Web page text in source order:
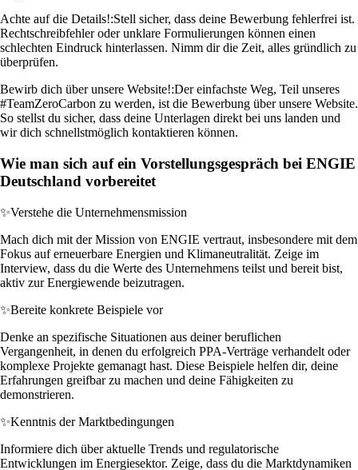
Achte auf die Details!:Stell sicher, dass deine Bewerbung fehlerfrei ist.
Rechtschreibfehler oder unklare Formulierungen können einen
schlechten Eindruck hinterlassen. Nimm dir die Zeit, alles gründlich zu
überprüfen.
Bewirb dich über unsere Website!:Der einfachste Weg, Teil unseres
#TeamZeroCarbon zu werden, ist die Bewerbung über unsere Website.
So stellst du sicher, dass deine Unterlagen direkt bei uns landen und
wir dich schnellstmöglich kontaktieren können.
Wie man sich auf ein Vorstellungsgespräch bei ENGIE
Deutschland vorbereitet
✨Verstehe die Unternehmensmission
Mach dich mit der Mission von ENGIE vertraut, insbesondere mit dem
Fokus auf erneuerbare Energien und Klimaneutralität. Zeige im
Interview, dass du die Werte des Unternehmens teilst und bereit bist,
aktiv zur Energiewende beizutragen.
✨Bereite konkrete Beispiele vor
Denke an spezifische Situationen aus deiner beruflichen
Vergangenheit, in denen du erfolgreich PPA-Verträge verhandelt oder
komplexe Projekte gemanagt hast. Diese Beispiele helfen dir, deine
Erfahrungen greifbar zu machen und deine Fähigkeiten zu
demonstrieren.
✨Kenntnis der Marktbedingungen
Informiere dich über aktuelle Trends und regulatorische
Entwicklungen im Energiesektor. Zeige, dass du die Marktdynamiken